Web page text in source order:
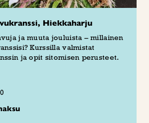
Hiekkaharju
ja muuta jouluista – millainen
Kurssilla valmistat
ja opit sitomisen perusteet.